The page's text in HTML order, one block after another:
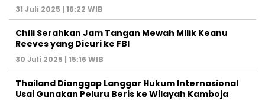
31 Juli 2025 | 16:22 WIB
Chili Serahkan Jam Tangan Mewah Milik Keanu
Reeves yang Dicuri ke FBI
30 Juli 2025 | 15:16 WIB
Thailand Dianggap Langgar Hukum Internasional
Usai Gunakan Peluru Beris ke Wilayah Kamboja